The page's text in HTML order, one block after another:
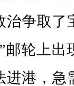
治争取了
邮轮上出
进港，急